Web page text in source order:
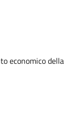
economico della